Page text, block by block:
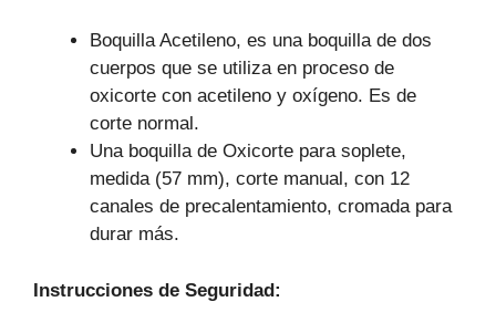
Boquilla Acetileno, es una boquilla de dos
cuerpos que se utiliza en proceso de
oxicorte con acetileno y oxígeno. Es de
corte normal.
Una boquilla de Oxicorte para soplete,
medida (57 mm), corte manual, con 12
canales de precalentamiento, cromada para
durar más.
Instrucciones de Seguridad: